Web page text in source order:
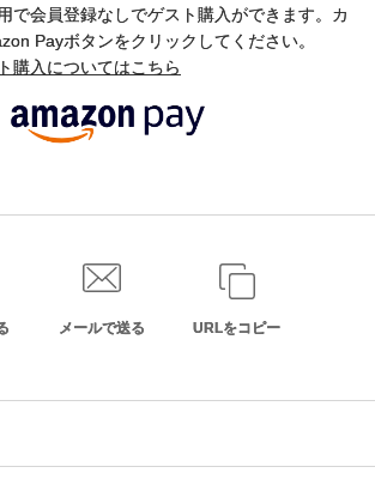
で会員登録なしでゲスト購入ができます。カ
Payボタンをクリックしてください。
購入についてはこちら
メールで送る URLをコピー